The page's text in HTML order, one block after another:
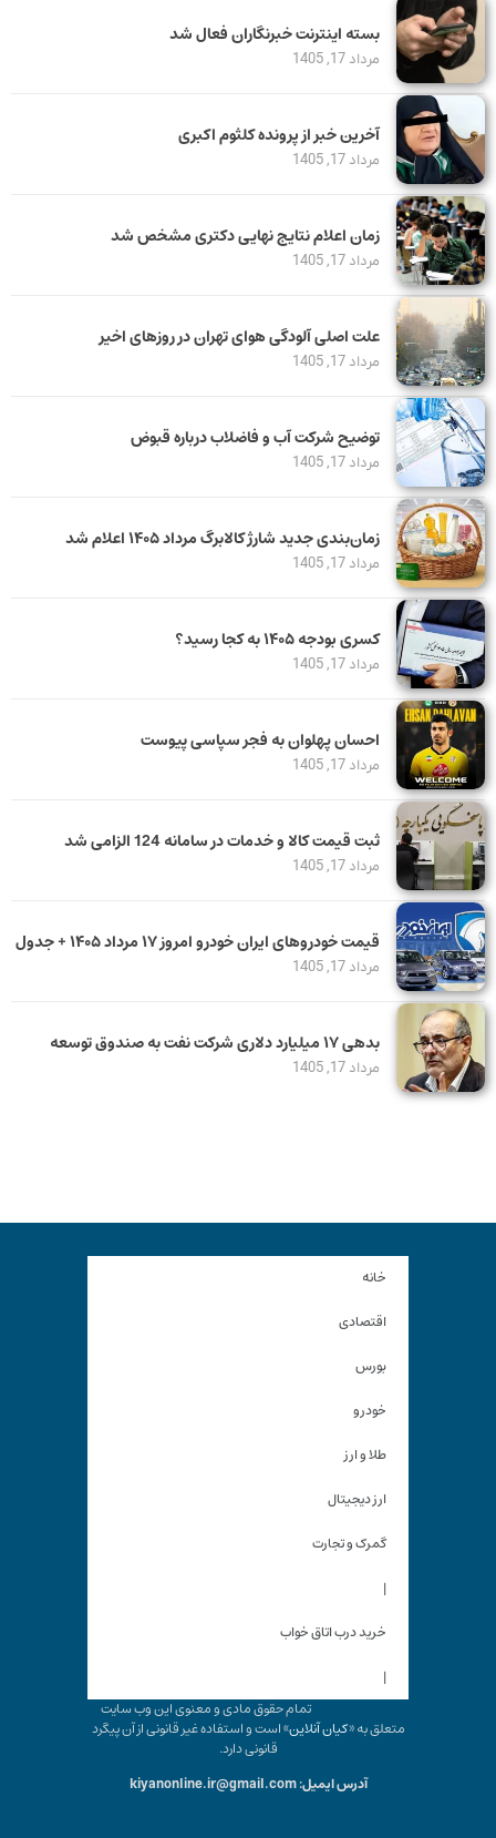
بسته اینترنت خبرنگاران فعال شد
مرداد 17, 1405
آخرین خبر از پرونده کلثوم اکبری
مرداد 17, 1405
زمان اعلام نتایج نهایی دکتری مشخص شد
مرداد 17, 1405
علت اصلی آلودگی هوای تهران در روزهای اخیر
مرداد 17, 1405
توضیح شرکت آب و فاضلاب درباره قبوض
مرداد 17, 1405
زمان‌بندی جدید شارژ کالابرگ مرداد ۱۴۰۵ اعلام شد
مرداد 17, 1405
کسری بودجه ۱۴۰۵ به کجا رسید؟
مرداد 17, 1405
احسان پهلوان به فجر سپاسی پیوست
مرداد 17, 1405
ثبت قیمت کالا و خدمات در سامانه 124 الزامی شد
مرداد 17, 1405
قیمت خودرو‌های ایران خودرو امروز ۱۷ مرداد ۱۴۰۵ + جدول
مرداد 17, 1405
بدهی ١٧ میلیارد دلاری شرکت نفت به صندوق توسعه
مرداد 17, 1405
خانه
اقتصادی
بورس
خودرو
طلا و ارز
ارز دیجیتال
گمرک و تجارت
|
خرید درب اتاق خواب
|
تمام حقوق مادی و معنوی این وب سایت
متعلق به «کیان آنلاین» است و استفاده غیر قانونی از آن پیگرد
قانونی دارد.
آدرس ایمیل: kiyanonline.ir@gmail.com